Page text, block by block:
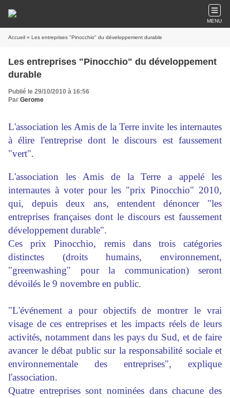
MENU
Accueil » Les entreprises "Pinocchio" du développement durable
Les entreprises "Pinocchio" du développement
durable
Publié le 29/10/2010 à 16:56
Par Gerome
L'association les Amis de la Terre invite les internautes
à élire l'entreprise dont le discours est faussement
"vert".
L'association les Amis de la Terre a appelé les
internautes à voter pour les "prix Pinocchio" 2010,
qui, depuis deux ans, entendent dénoncer "les
entreprises françaises dont le discours est faussement
développement durable".
Ces prix Pinocchio, remis dans trois catégories
distinctes (droits humains, environnement,
"greenwashing" pour la communication) seront
dévoilés le 9 novembre en public.
"L'événement a pour objectifs de montrer le vrai
visage de ces entreprises et les impacts réels de leurs
activités, notamment dans les pays du Sud, et de faire
avancer le débat public sur la responsabilité sociale et
environnementale des entreprises", explique
l'association.
Quatre entreprises sont nominées dans chacune des